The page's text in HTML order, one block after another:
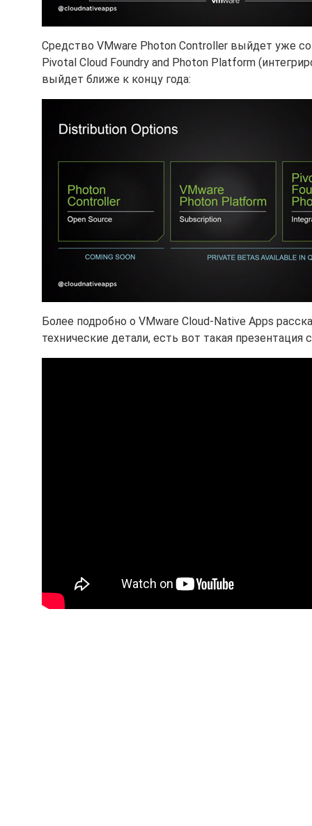
Средство VMware Photon Controller выйдет уже
Pivotal Cloud Foundry and Photon Platform
выйдет ближе к концу года:
Более подробно о VMware Cloud-Native Apps
технические детали, есть вот такая презентация